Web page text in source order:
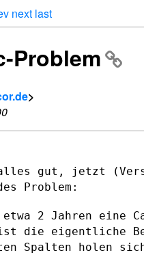
next last
Problem
>
gut, jetzt
Problem:
2 Jahren eine
die eigentliche
Spalten holen